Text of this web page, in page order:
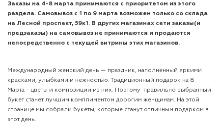
Заказы на 4-8 марта принимаются с приоритетом из этого
раздела. Самовывоз с 1 по 9 марта возможен только со склада
на Лесной проспект, 59к1. В других магазинах сети заказы(и
предзаказы) на самовывоз не принимаются и продаются
непосредственно с текущей витрины этих магазинов.
Международный женский день — праздник, наполненный яркими
красками, улыбками и нежностью. Традиционный подарок на 8
Марта - цветы и композиции из них. Поэтому правильно выбранный
букет станет лучшим комплиментом дорогим женщинам. На этой
странице мы собрали букеты, которые станут отличным подарком в
этот день.